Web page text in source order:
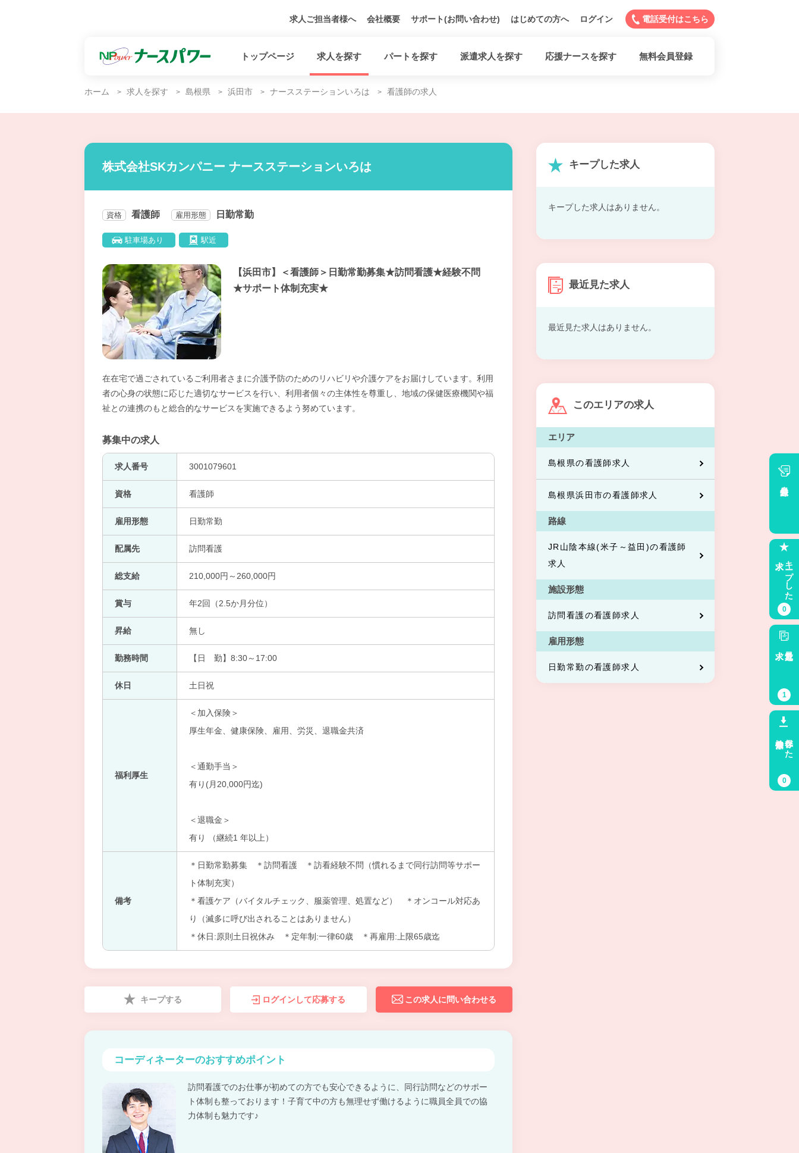
求人ご担当者様へ 会社概要 サポート(お問い合わせ) はじめての方へ ログイン 電話受付はこちら
トップページ 求人を探す パートを探す 派遣求人を探す 応援ナースを探す 無料会員登録
ホーム 求人を探す 島根県 浜田市 ナースステーションいろは 看護師の求人
株式会社SKカンパニー ナースステーションいろは
資格 看護師 雇用形態 日勤常勤
駐車場あり 駅近
【浜田市】＜看護師＞日勤常勤募集★訪問看護★経験不問
★サポート体制充実★
在在宅で過ごされているご利用者さまに介護予防のためのリハビリや介護ケアをお届けしています。利用
者の心身の状態に応じた適切なサービスを行い、利用者個々の主体性を尊重し、地域の保健医療機関や福
祉との連携のもと総合的なサービスを実施できるよう努めています。
募集中の求人
求人番号 3001079601
資格 看護師
雇用形態 日勤常勤
配属先 訪問看護
総支給 210,000円～260,000円
賞与 年2回（2.5か月分位）
昇給 無し
勤務時間 【日 勤】8:30～17:00
休日 土日祝
福利厚生
＜加入保険＞
厚生年金、健康保険、雇用、労災、退職金共済
＜通勤手当＞
有り(月20,000円迄)
＜退職金＞
有り （継続1 年以上）
備考
＊日勤常勤募集 ＊訪問看護 ＊訪看経験不問（慣れるまで同行訪問等サポー
ト体制充実）
＊看護ケア（バイタルチェック、服薬管理、処置など） ＊オンコール対応あ
り（滅多に呼び出されることはありません）
＊休日:原則土日祝休み ＊定年制:一律60歳 ＊再雇用:上限65歳迄
キープする ログインして応募する この求人に問い合わせる
コーディネーターのおすすめポイント
訪問看護でのお仕事が初めての方でも安心できるように、同行訪問などのサポー
ト体制も整っております！子育て中の方も無理せず働けるように職員全員での協
力体制も魅力です♪
キープした求人
キープした求人はありません。
最近見た求人
最近見た求人はありません。
このエリアの求人
エリア
島根県の看護師求人
島根県浜田市の看護師求人
路線
JR山陰本線(米子～益田)の看護師
求人
施設形態
訪問看護の看護師求人
雇用形態
日勤常勤の看護師求人
キープした
0
最近見た
1
保存した
0